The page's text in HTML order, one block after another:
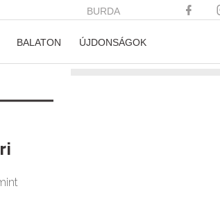
BURDA
BALATON ÚJDONSÁGOK